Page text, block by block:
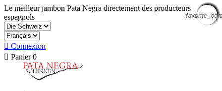
Le meilleur jambon Pata Negra directement des producteurs
espagnols
 Connexion
 Panier 0